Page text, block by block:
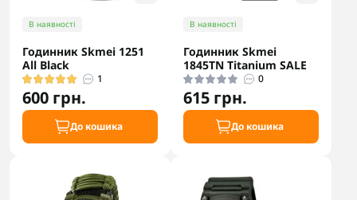
В наявності
Годинник Skmei 1251
All Black
1
600 грн.
До кошика
В наявності
Годинник Skmei
1845TN Titanium SALE
0
615 грн.
До кошика